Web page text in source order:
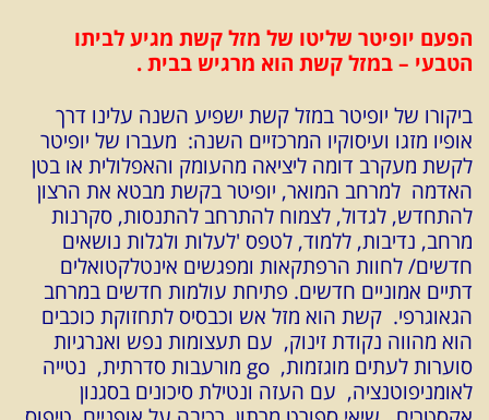
הפעם יופיטר שליטו של מזל קשת מגיע לביתו
הטבעי – במזל קשת הוא מרגיש בבית .
ביקורו של יופיטר במזל קשת ישפיע השנה עלינו דרך
אופיו מזגו ועיסוקיו המרכזיים השנה: מעברו של יופיטר
לקשת מעקרב דומה ליציאה מהעומק והאפלולית או בטן
האדמה למרחב המואר, יופיטר בקשת מבטא את הרצון
להתחדש, לגדול, לצמוח להתרחב להתנסות, סקרנות
מרחב, נדיבות, ללמוד, לטפס 'לעלות ולגלות נושאים
חדשים/ לחוות הרפתקאות ומפגשים אינטלקטואלים
דתיים אמוניים חדשים. פתיחת עולמות חדשים במרחב
הגאוגרפי. קשת הוא מזל אש וכבסיס לתחזוקת כוכבים
הוא מהווה נקודת זינוק, עם תעצומות נפש ואנרגיות
סוערות לעתים מוגזמות, go מורעבות סדרתית, נטייה
לאומניפוטנציה, עם העזה ונטילת סיכונים בסגנון